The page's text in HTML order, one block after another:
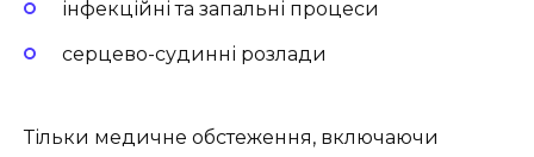
інфекційні та запальні процеси
серцево-судинні розлади
Тільки медичне обстеження, включаючи